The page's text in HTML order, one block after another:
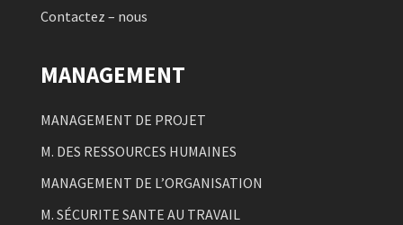
Contactez – nous
MANAGEMENT
MANAGEMENT DE PROJET
M. DES RESSOURCES HUMAINES
MANAGEMENT DE L’ORGANISATION
M. SÉCURITE SANTE AU TRAVAIL